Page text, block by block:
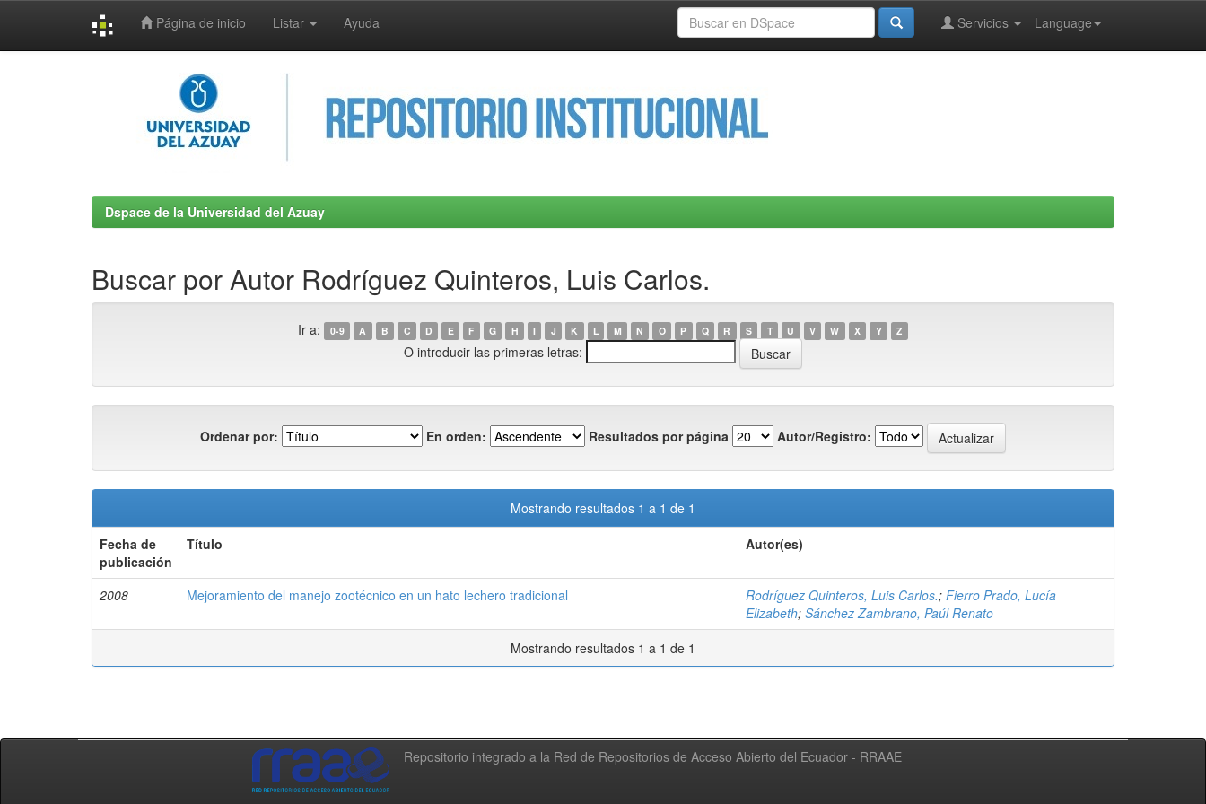
Página de inicio Listar Ayuda Language
Servicios
Dspace de la Universidad del Azuay
Buscar por Autor Rodríguez Quinteros, Luis Carlos.
Ir a: 0-9 A B C D E F G H I J K L M N O P Q R S T U V W X Y Z
O introducir las primeras letras:
Ordenar por: En orden: Resultados por página Autor/Registro:
Mostrando resultados 1 a 1 de 1
Fecha de
publicación
Título Autor(es)
2008 Mejoramiento del manejo zootécnico en un hato lechero tradicional Rodríguez Quinteros, Luis Carlos.; Fierro Prado, Lucía
Elizabeth; Sánchez Zambrano, Paúl Renato
Mostrando resultados 1 a 1 de 1
Repositorio integrado a la Red de Repositorios de Acceso Abierto del Ecuador - RRAAE